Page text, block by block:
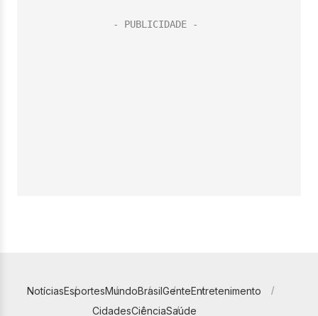
NotíciasEsportesMundoBrasilGenteEntretenimento
CidadesCiênciaSaúde